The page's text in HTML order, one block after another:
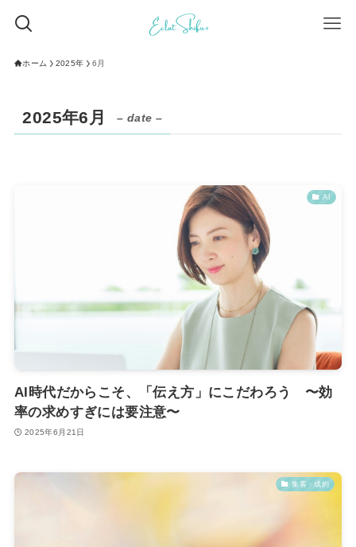
ホーム 2025年 6月
2025年6月 – date –
AI
AI時代だからこそ、「伝え方」にこだわろう 〜効
率の求めすぎには要注意〜
2025年6月21日
集客・成約